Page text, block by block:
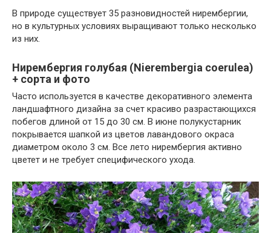
В природе существует 35 разновидностей нирембергии,
но в культурных условиях выращивают только несколько
из них.
Нирембергия голубая (Nierembergia coerulea)
+ сорта и фото
Часто используется в качестве декоративного элемента
ландшафтного дизайна за счет красиво разрастающихся
побегов длиной от 15 до 30 см. В июне полукустарник
покрывается шапкой из цветов лавандового окраса
диаметром около 3 см. Все лето нирембергия активно
цветет и не требует специфического ухода.